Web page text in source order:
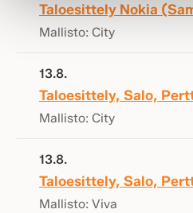
Taloesittely Nokia
Mallisto: City
13.8.
Taloesittely, Salo,
Mallisto: City
13.8.
Taloesittely, Salo,
Mallisto: Viva